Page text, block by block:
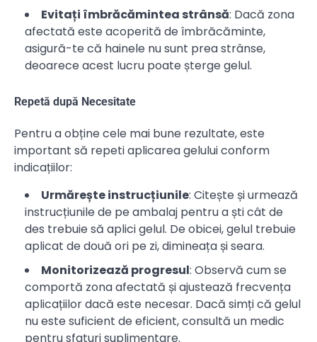
Evitați îmbrăcămintea strânsă: Dacă zona
afectată este acoperită de îmbrăcăminte,
asigură-te că hainele nu sunt prea strânse,
deoarece acest lucru poate șterge gelul.
Repetă după Necesitate
Pentru a obține cele mai bune rezultate, este
important să repeti aplicarea gelului conform
indicațiilor:
Urmărește instrucțiunile: Citește și urmează
instrucțiunile de pe ambalaj pentru a ști cât de
des trebuie să aplici gelul. De obicei, gelul trebuie
aplicat de două ori pe zi, dimineața și seara.
Monitorizează progresul: Observă cum se
comportă zona afectată și ajustează frecvența
aplicațiilor dacă este necesar. Dacă simți că gelul
nu este suficient de eficient, consultă un medic
pentru sfaturi suplimentare.